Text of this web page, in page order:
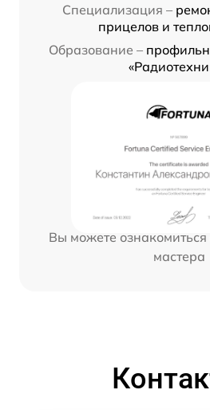
Специализация –
прицелов и
Образование –
Вы можете
мастера